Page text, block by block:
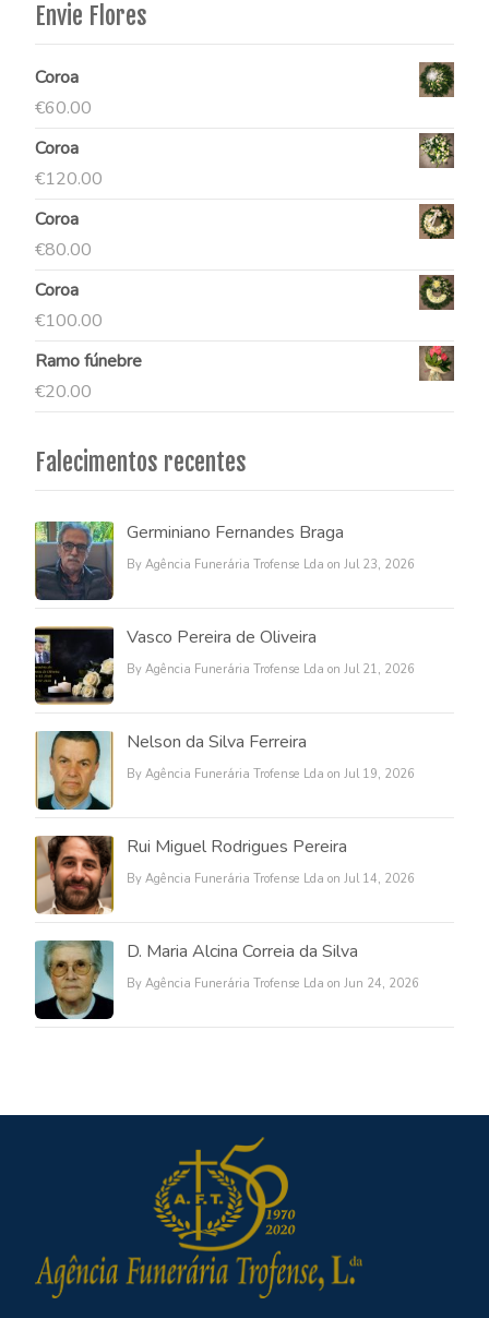
Envie Flores
Coroa
€60.00
Coroa
€120.00
Coroa
€80.00
Coroa
€100.00
Ramo fúnebre
€20.00
Falecimentos recentes
Germiniano Fernandes Braga
By Agência Funerária Trofense Lda on Jul 23, 2026
Vasco Pereira de Oliveira
By Agência Funerária Trofense Lda on Jul 21, 2026
Nelson da Silva Ferreira
By Agência Funerária Trofense Lda on Jul 19, 2026
Rui Miguel Rodrigues Pereira
By Agência Funerária Trofense Lda on Jul 14, 2026
D. Maria Alcina Correia da Silva
By Agência Funerária Trofense Lda on Jun 24, 2026